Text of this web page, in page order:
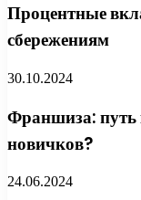
Процентные
сбережениям
30.10.2024
Франшиза: путь
новичков?
24.06.2024